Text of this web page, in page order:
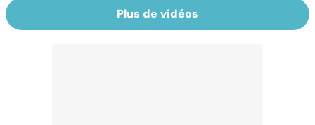
Plus de vidéos